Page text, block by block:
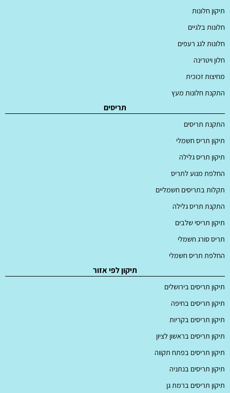
תיקון חלונות
חלונות בלגיים
חלונות לגג רעפים
חלון ויטרינה
מחיצות זכוכית
התקנת חלונות מעץ
תריסים
התקנת תריסים
תיקון תריס חשמלי
תיקון תריס גלילה
החלפת מנוע לתריס
תקלות בתריסים חשמליים
התקנת תריס גלילה
תיקון תריסי שלבים
תריס סורג חשמלי
החלפת תריס חשמלי
תיקון לפי אזור
תיקון תריסים בירושלים
תיקון תריסים בחיפה
תיקון תריסים בקריות
תיקון תריסים בראשון לציון
תיקון תריסים בפתח תקווה
תיקון תריסים בנתניה
תיקון תריסים ברמת גן